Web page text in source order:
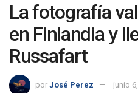
La fotografía
en Finlandia y
Russafart
por José Perez junio